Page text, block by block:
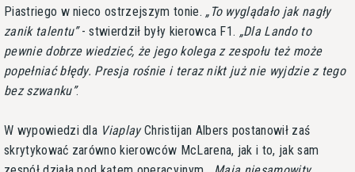
Piastriego w nieco ostrzejszym tonie.
To wyglądało jak nagły
zanik talentu - stwierdził były kierowca F1.
Dla Lando to
pewnie dobrze wiedzieć, że jego kolega z zespołu też może
popełniać błędy. Presja rośnie i teraz nikt już nie wyjdzie z tego
bez szwanku .
W wypowiedzi dla ViaplayChristijan Albers postanowił zaś
skrytykować zarówno kierowców McLarena, jak i to, jak sam